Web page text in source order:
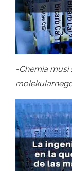
-Chemia musi